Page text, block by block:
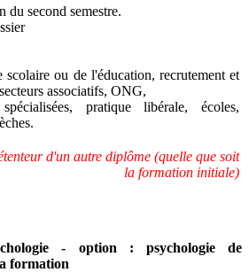
du second semestre.
scolaire ou de l'éducation, recrutement et
associatifs, ONG,
pratique libérale, écoles,
d'un autre diplôme (quelle que soit
la formation initiale)
- option : psychologie de
formation